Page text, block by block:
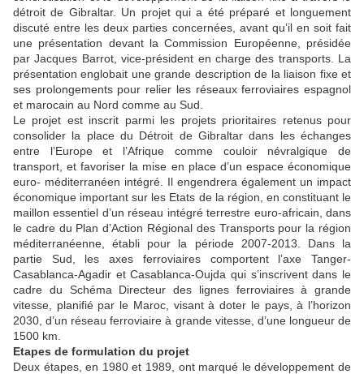
détroit de Gibraltar. Un projet qui a été préparé et longuement
discuté entre les deux parties concernées, avant qu’il en soit fait
une présentation devant la Commission Européenne, présidée
par Jacques Barrot, vice-président en charge des transports. La
présentation englobait une grande description de la liaison fixe et
ses prolongements pour relier les réseaux ferroviaires espagnol
et marocain au Nord comme au Sud.
Le projet est inscrit parmi les projets prioritaires retenus pour
consolider la place du Détroit de Gibraltar dans les échanges
entre l’Europe et l’Afrique comme couloir névralgique de
transport, et favoriser la mise en place d’un espace économique
euro- méditerranéen intégré. Il engendrera également un impact
économique important sur les Etats de la région, en constituant le
maillon essentiel d’un réseau intégré terrestre euro-africain, dans
le cadre du Plan d’Action Régional des Transports pour la région
méditerranéenne, établi pour la période 2007-2013. Dans la
partie Sud, les axes ferroviaires comportent l’axe Tanger-
Casablanca-Agadir et Casablanca-Oujda qui s’inscrivent dans le
cadre du Schéma Directeur des lignes ferroviaires à grande
vitesse, planifié par le Maroc, visant à doter le pays, à l’horizon
2030, d’un réseau ferroviaire à grande vitesse, d’une longueur de
1500 km.
Etapes de formulation du projet
Deux étapes, en 1980 et 1989, ont marqué le développement de